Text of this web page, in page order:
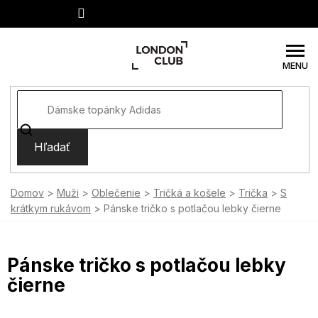
Hľadať
Domov Muži Oblečenie Tričká a košele Trička
S
krátkym rukávom
Pánske tričko s potlačou lebky čierne
Pánske tričko s potlačou lebky
čierne